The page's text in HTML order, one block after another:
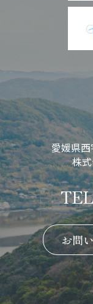
愛媛県
株
TEL
お問